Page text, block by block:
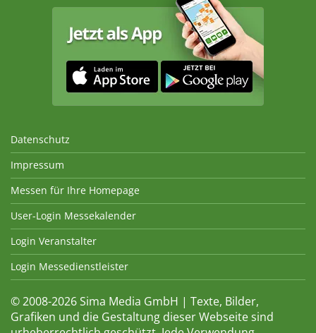
Datenschutz
Impressum
Messen für Ihre Homepage
User-Login Messekalender
Login Veranstalter
Login Messedienstleister
© 2008-2026 Sima Media GmbH | Texte, Bilder,
Grafiken und die Gestaltung dieser Webseite sind